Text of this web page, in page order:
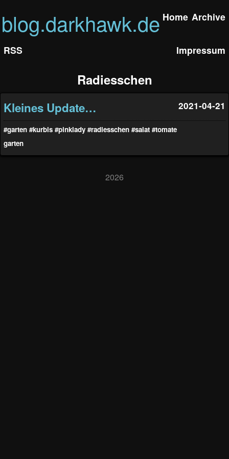
blog.darkhawk.de Home Archive
RSS Impressum
Radiesschen
Kleines Update… 2021-04-21
#garten #kurbis #pinklady #radiesschen #salat #tomate
garten
2026